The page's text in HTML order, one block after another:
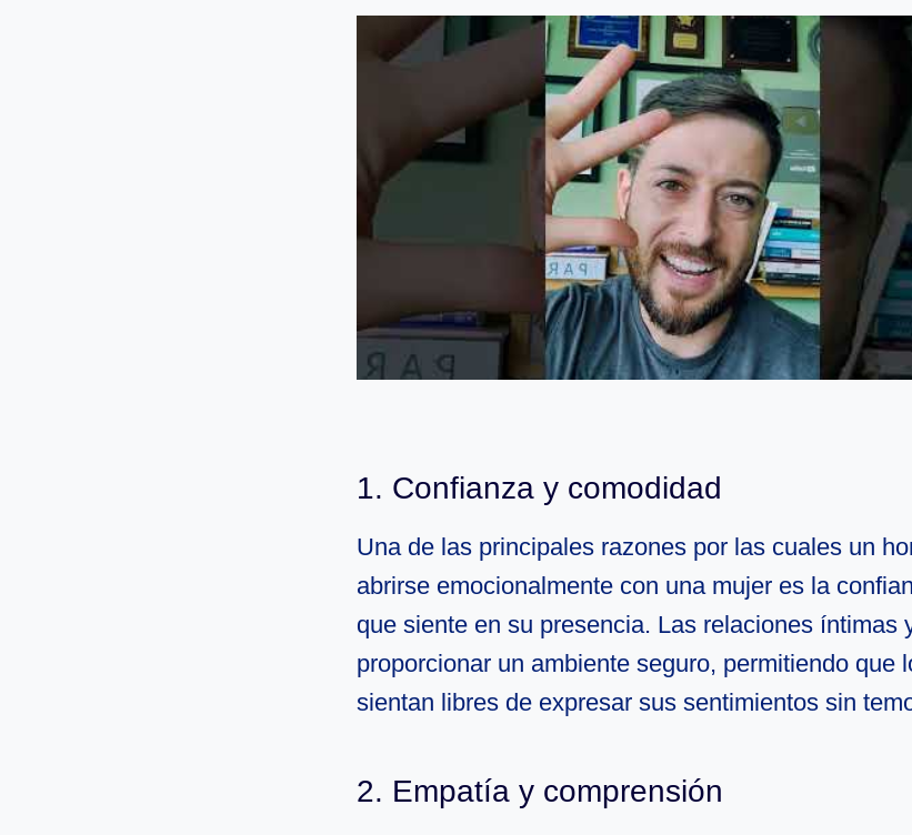
1. Confianza y comodidad
Una de las principales razones por las cuales un
abrirse emocionalmente con una mujer es la
que siente en su presencia. Las relaciones íntimas
proporcionar un ambiente seguro, permitiendo que
sientan libres de expresar sus sentimientos sin
2. Empatía y comprensión